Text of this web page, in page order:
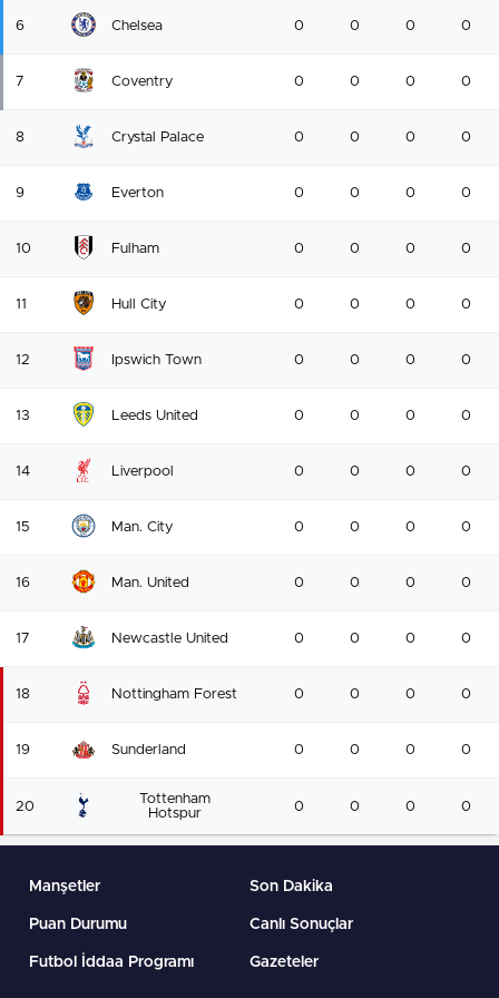
6 Chelsea 0 0 0 0
7 Coventry 0 0 0 0
8 Crystal Palace 0 0 0 0
9 Everton 0 0 0 0
10 Fulham 0 0 0 0
11 Hull City 0 0 0 0
12 Ipswich Town 0 0 0 0
13 Leeds United 0 0 0 0
14 Liverpool 0 0 0 0
15 Man. City 0 0 0 0
16 Man. United 0 0 0 0
17 Newcastle United 0 0 0 0
18 Nottingham Forest 0 0 0 0
19 Sunderland 0 0 0 0
20
Tottenham
Hotspur
0 0 0 0
Manşetler Son Dakika
Puan Durumu Canlı Sonuçlar
Futbol İddaa Programı Gazeteler